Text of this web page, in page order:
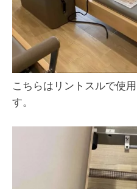
こちらはリントスルで使
す。